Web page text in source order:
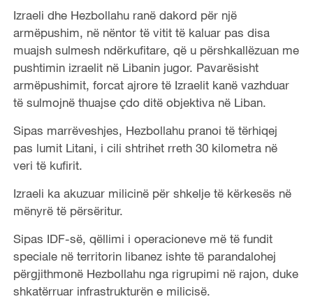
Izraeli dhe Hezbollahu ranë dakord për një
armëpushim, në nëntor të vitit të kaluar pas disa
muajsh sulmesh ndërkufitare, që u përshkallëzuan me
pushtimin izraelit në Libanin jugor. Pavarësisht
armëpushimit, forcat ajrore të Izraelit kanë vazhduar
të sulmojnë thuajse çdo ditë objektiva në Liban.
Sipas marrëveshjes, Hezbollahu pranoi të tërhiqej
pas lumit Litani, i cili shtrihet rreth 30 kilometra në
veri të kufirit.
Izraeli ka akuzuar milicinë për shkelje të kërkesës në
mënyrë të përsëritur.
Sipas IDF-së, qëllimi i operacioneve më të fundit
speciale në territorin libanez ishte të parandalohej
përgjithmonë Hezbollahu nga rigrupimi në rajon, duke
shkatërruar infrastrukturën e milicisë.